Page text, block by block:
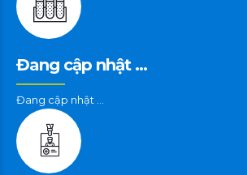
Đang cập nhật …
Đang cập nhật …